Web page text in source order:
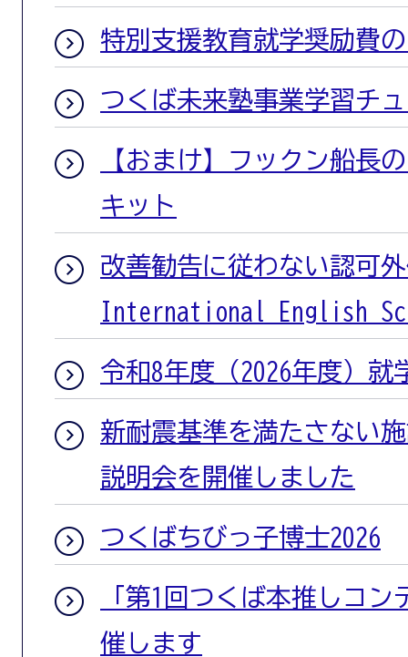
特別支援教育就学奨励費
つくば未来塾事業学習チ
【おまけ】フックン船長
キット
改善勧告に従わない認可
International English
令和8年度（2026年度）就
新耐震基準を満たさない
説明会を開催しました
つくばちびっ子博士2026
「第1回つくば本推しコ
催します